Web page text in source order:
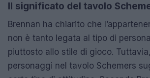
Il significato del tavolo
Brennan ha chiarito che
non è tanto legata al tipo di
piuttosto allo stile di gioco.
personaggi nel tavolo Schemers